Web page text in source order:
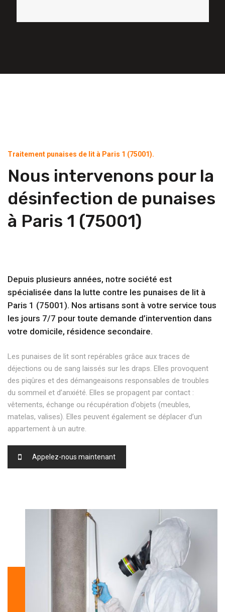
Traitement punaises de lit à Paris 1 (75001).
Nous intervenons pour la
désinfection de punaises
à Paris 1 (75001)
Depuis plusieurs années, notre société est
spécialisée dans la lutte contre les punaises de lit à
Paris 1 (75001). Nos artisans sont à votre service tous
les jours 7/7 pour toute demande d’intervention dans
votre domicile, résidence secondaire.
Les punaises de lit sont repérables grâce aux traces de
déjections ou de sang laissés sur les draps. Elles provoquent
des piqûres et des démangeaisons responsables de troubles
du sommeil et d’anxiété. Elles se propagent par contact :
vêtements, échange ou récupération d’objets (meubles,
matelas, valises). Elles peuvent également se déplacer d’un
appartement à un autre.
Appelez-nous maintenant